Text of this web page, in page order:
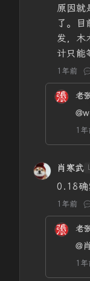
原因就
了。目
发，木
计只能
1年前
老
1年
肖寒武
0.18确
1年前
老
@
1年